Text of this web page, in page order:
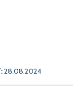
28.08.2024